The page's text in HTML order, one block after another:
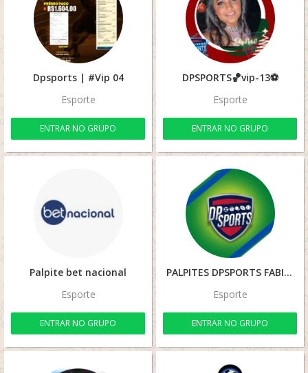
Dpsports | #Vip 04
Esporte
ENTRAR NO GRUPO
DPSPORTS🏀vip-13⚽
Esporte
ENTRAR NO GRUPO
Palpite bet nacional
Esporte
ENTRAR NO GRUPO
PALPITES DPSPORTS FABIO⚽💰⚽
Esporte
ENTRAR NO GRUPO